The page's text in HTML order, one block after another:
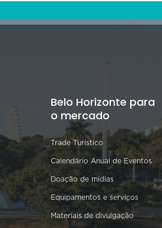
Belo Horizonte para
o mercado
Trade Turístico
Calendário Anual de Eventos
Doação de mídias
Equipamentos e serviços
Materiais de divulgação